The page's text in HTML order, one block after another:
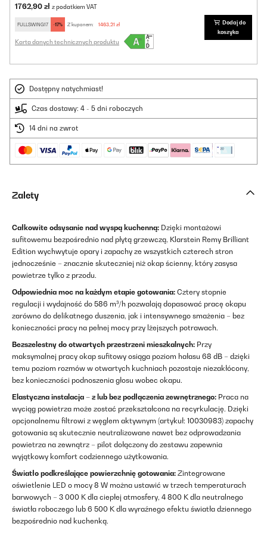
1762,90 zł z podatkiem VAT
FULLSWING17 -17% Z kuponem: 1463,21 zł
Karta danych technicznych produktu
Dodaj do
koszyka
Dostępny natychmiast!
Czas dostawy: 4 - 5 dni roboczych
14 dni na zwrot
Zalety
Całkowite odsysanie nad wyspą kuchenną: Dzięki montażowi
sufitowemu bezpośrednio nad płytą grzewczą, Klarstein Remy Brilliant
Edition wychwytuje opary i zapachy ze wszystkich czterech stron
jednocześnie – znacznie skuteczniej niż okap ścienny, który zasysa
powietrze tylko z przodu.
Odpowiednia moc na każdym etapie gotowania: Cztery stopnie
regulacji i wydajność do 586 m³/h pozwalają dopasować pracę okapu
zarówno do delikatnego duszenia, jak i intensywnego smażenia – bez
konieczności pracy na pełnej mocy przy lżejszych potrawach.
Bezszelestny do otwartych przestrzeni mieszkalnych: Przy
maksymalnej pracy okap sufitowy osiąga poziom hałasu 68 dB – dzięki
temu poziom rozmów w otwartych kuchniach pozostaje niezakłócony,
bez konieczności podnoszenia głosu wobec okapu.
Elastyczna instalacja – z lub bez podłączenia zewnętrznego: Praca na
wyciąg powietrza może zostać przekształcona na recyrkulację. Dzięki
opcjonalnemu filtrowi z węglem aktywnym (artykuł: 10030983) zapachy
gotowania są skutecznie neutralizowane nawet bez odprowadzania
powietrza na zewnątrz – pilot dołączony do zestawu zapewnia
wyjątkowy komfort codziennego użytkowania.
Światło podkreślające powierzchnię gotowania: Zintegrowane
oświetlenie LED o mocy 8 W można ustawić w trzech temperaturach
barwowych – 3 000 K dla ciepłej atmosfery, 4 800 K dla neutralnego
światła roboczego lub 6 500 K dla wyraźnego efektu światła dziennego
bezpośrednio nad kuchenką.